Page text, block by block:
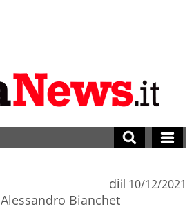
di
Alessandro Bianchet
il 10/12/2021